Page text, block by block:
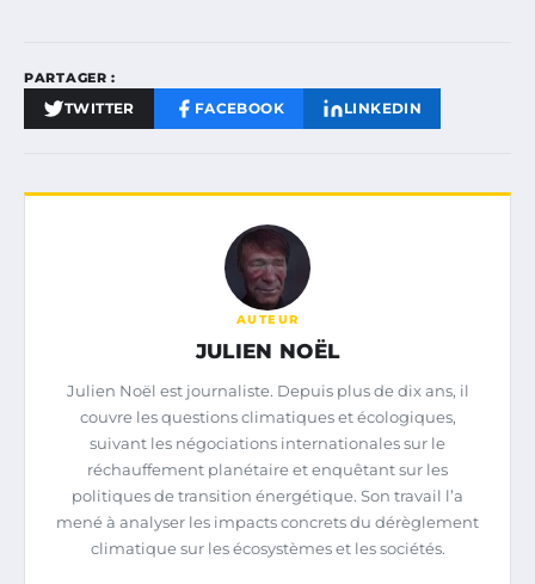
PARTAGER :
TWITTER FACEBOOK LINKEDIN
AUTEUR
JULIEN NOËL
Julien Noël est journaliste. Depuis plus de dix ans, il
couvre les questions climatiques et écologiques,
suivant les négociations internationales sur le
réchauffement planétaire et enquêtant sur les
politiques de transition énergétique. Son travail l’a
mené à analyser les impacts concrets du dérèglement
climatique sur les écosystèmes et les sociétés.